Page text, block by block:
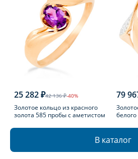
25 282 ₽42 136 ₽-40%
Золотое кольцо из красного
золота 585 пробы с аметистом
79
В каталог